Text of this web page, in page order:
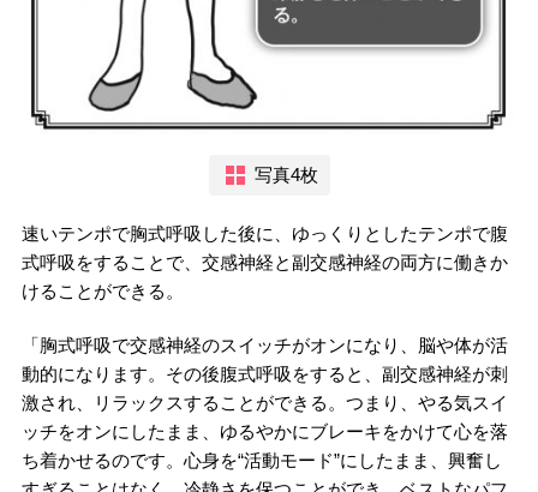
写真4枚
速いテンポで胸式呼吸した後に、ゆっくりとしたテンポで腹
式呼吸をすることで、交感神経と副交感神経の両方に働きか
けることができる。
「胸式呼吸で交感神経のスイッチがオンになり、脳や体が活
動的になります。その後腹式呼吸をすると、副交感神経が刺
激され、リラックスすることができる。つまり、やる気スイ
ッチをオンにしたまま、ゆるやかにブレーキをかけて心を落
ち着かせるのです。心身を“活動モード”にしたまま、興奮し